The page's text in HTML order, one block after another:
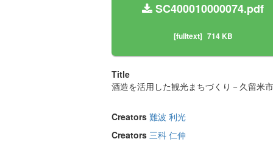
SC400010000074.pdf
[fulltext] 714 KB
Title
酒造を活用した観光まちづくり－久留米
Creators 難波 利光
Creators 三科 仁伸